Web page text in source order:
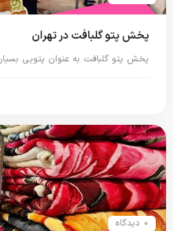
پخش پتو گلبافت در تهران
پخش پتو گلبافت به عنوان پتویی
0 دیدگاه